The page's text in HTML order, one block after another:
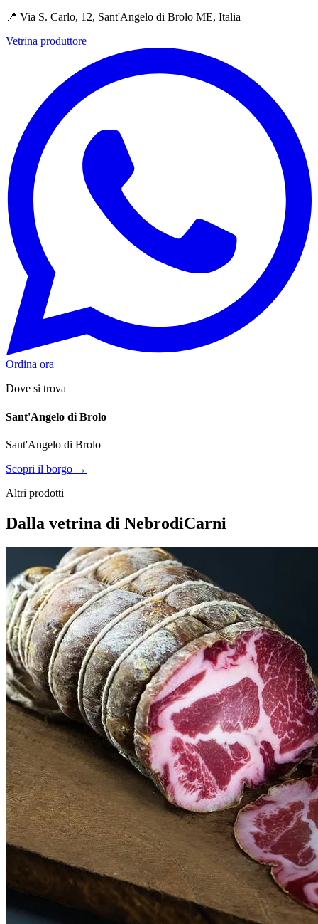
📍 Via S. Carlo, 12, Sant'Angelo di Brolo ME, Italia
Vetrina produttore
Ordina ora
Dove si trova
Sant'Angelo di Brolo
Sant'Angelo di Brolo
Scopri il borgo →
Altri prodotti
Dalla vetrina di NebrodiCarni